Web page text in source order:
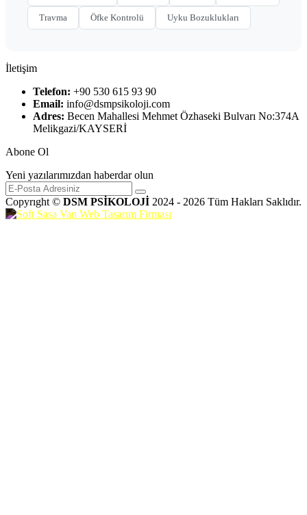
Travma Öfke Kontrolü Uyku Bozuklukları
İletişim
Telefon: +90 530 615 93 90
Email: info@dsmpsikoloji.com
Adres: Becen Mahallesi Mehmet Özhaseki Bulvarı No:374A
Melikgazi/KAYSERİ
Abone Ol
Yeni yazılarımızdan haberdar olun
Copyrıght © DSM PSİKOLOJİ 2024 - 2026 Tüm Hakları Saklıdır.